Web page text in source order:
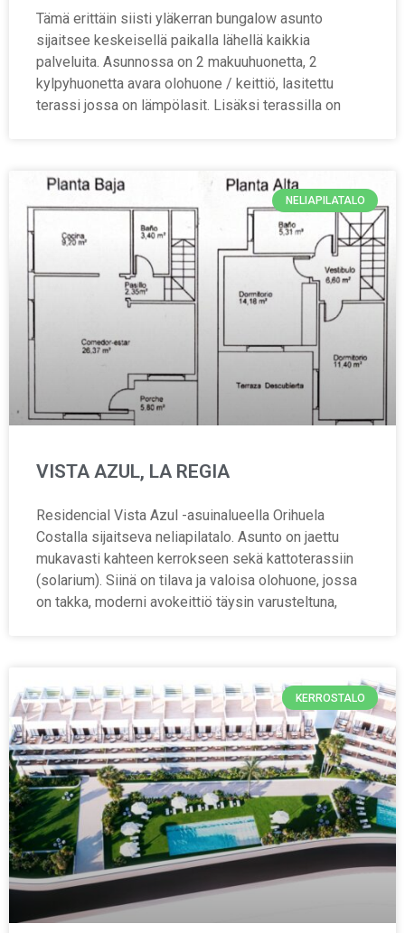
Tämä erittäin siisti yläkerran bungalow asunto
sijaitsee keskeisellä paikalla lähellä kaikkia
palveluita. Asunnossa on 2 makuuhuonetta, 2
kylpyhuonetta avara olohuone / keittiö, lasitettu
terassi jossa on lämpölasit. Lisäksi terassilla on
NELIAPILATALO
VISTA AZUL, LA REGIA
Residencial Vista Azul -asuinalueella Orihuela
Costalla sijaitseva neliapilatalo. Asunto on jaettu
mukavasti kahteen kerrokseen sekä kattoterassiin
(solarium). Siinä on tilava ja valoisa olohuone, jossa
on takka, moderni avokeittiö täysin varusteltuna,
KERROSTALO